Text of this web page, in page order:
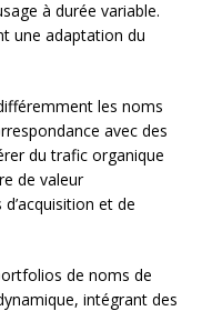
à durée variable.
une adaptation du
les noms
avec des
du trafic organique
de valeur
et de
de noms de
intégrant des